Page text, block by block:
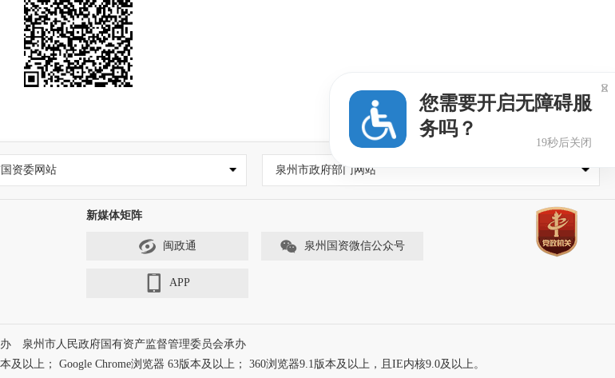
资委网站 泉州市政府部门网站
新媒体矩阵
闽政通 泉州国资微信公众号
APP
泉州市人民政府国有资产监督管理委员会承办
以上； Google Chrome浏览器 63版本及以上； 360浏览器9.1版本及以上，且IE内核9.0及以上。
您需要开启无障碍服
务吗？
19秒后关闭
